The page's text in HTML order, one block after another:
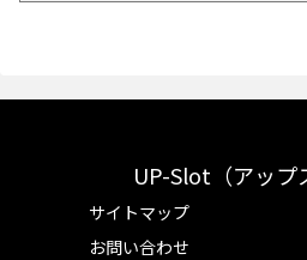
UP-Slot（アップ
サイトマップ
お問い合わせ